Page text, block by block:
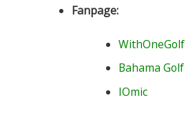
Fanpage:
WithOneGolf
Bahama Golf
IOmic